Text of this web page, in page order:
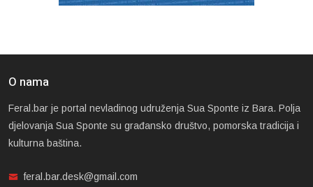
O nama
Feral.bar je portal nevladinog udruženja Sua Sponte iz Bara. Polja
djelovanja Sua Sponte su građansko društvo, pomorska tradicija i
kulturna baština.
feral.bar.desk@gmail.com